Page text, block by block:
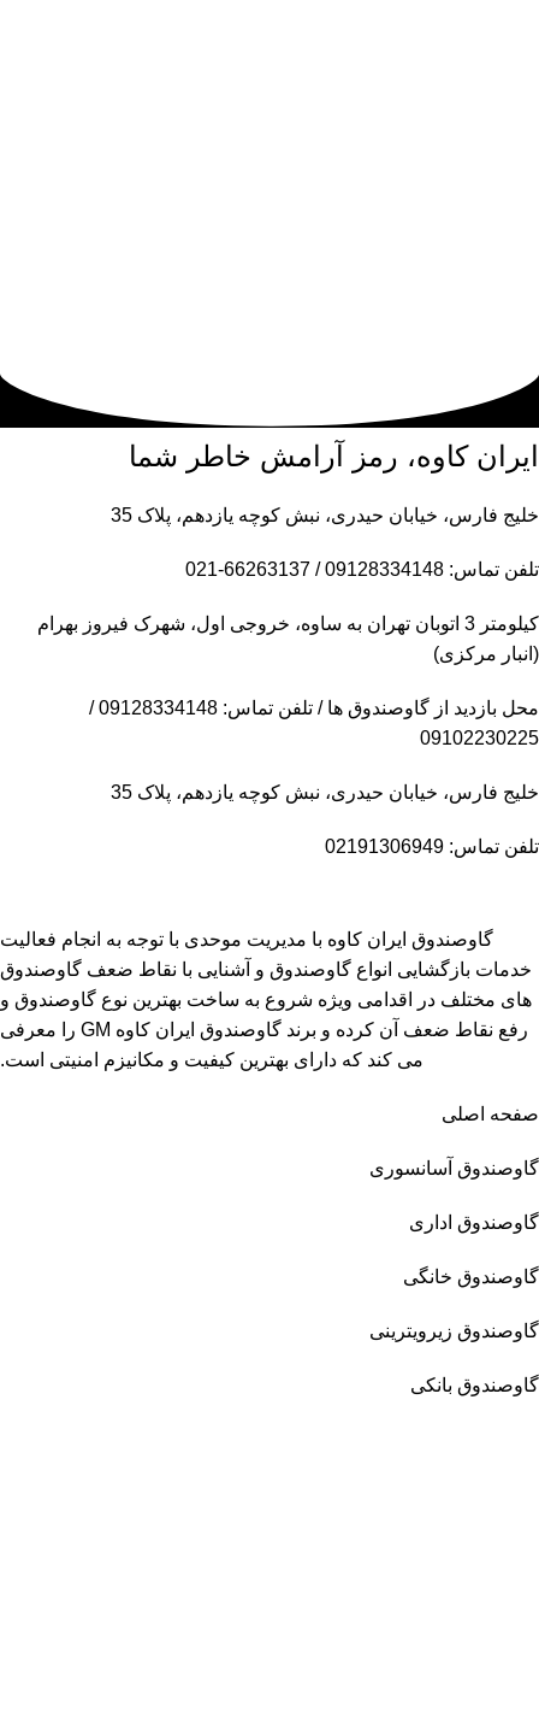
ایران کاوه، رمز آرامش خاطر شما
خلیج فارس، خیابان حیدری، نبش کوچه یازدهم، پلاک 35
تلفن تماس: 09128334148 / 66263137-021
کیلومتر 3 اتوبان تهران به ساوه، خروجی اول، شهرک فیروز بهرام
(انبار مرکزی)
محل بازدید از گاوصندوق ها / تلفن تماس: 09128334148 /
09102230225
خلیج فارس، خیابان حیدری، نبش کوچه یازدهم، پلاک 35
تلفن تماس: 02191306949
گاوصندوق ایران کاوه با مدیریت موحدی با توجه به انجام فعالیت
خدمات بازگشایی انواع گاوصندوق و آشنایی با نقاط ضعف گاوصندوق
های مختلف در اقدامی ویژه شروع به ساخت بهترین نوع گاوصندوق و
رفع نقاط ضعف آن کرده و برند گاوصندوق ایران کاوه GM را معرفی
می کند که دارای بهترین کیفیت و مکانیزم امنیتی است.
صفحه اصلی
گاوصندوق آسانسوری
گاوصندوق اداری
گاوصندوق خانگی
گاوصندوق زیرویترینی
گاوصندوق بانکی